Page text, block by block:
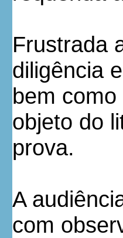
Frustrada
diligência
bem
objeto do
prova.
A
com